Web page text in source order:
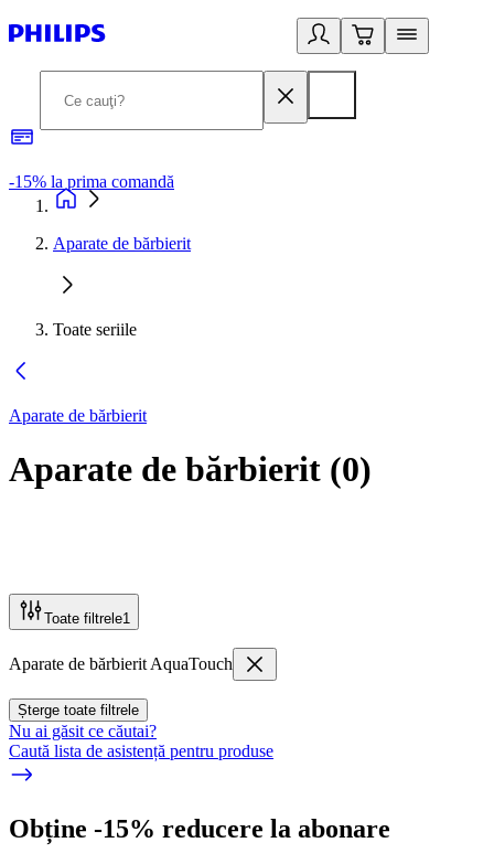
-15% la prima comandă
Aparate de bărbierit
Toate seriile
Aparate de bărbierit
Aparate de bărbierit (0)
Toate filtrele1
Aparate de bărbierit AquaTouch
Șterge toate filtrele
Nu ai găsit ce căutai?
Caută lista de asistență pentru produse
Obține -15% reducere la abonare